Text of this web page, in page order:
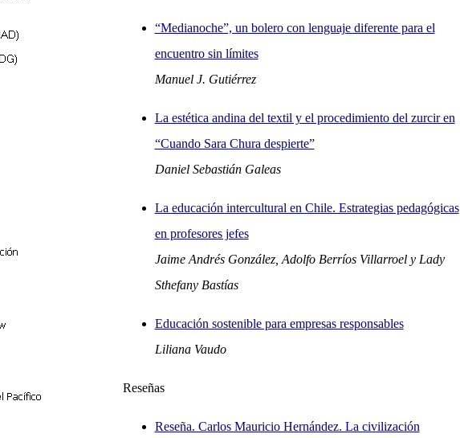
“Medianoche”, un bolero con lenguaje diferente para el
encuentro sin límites
Manuel J. Gutiérrez
La estética andina del textil y el procedimiento del zurcir en
“Cuando Sara Chura despierte”
Daniel Sebastián Galeas
La educación intercultural en Chile. Estrategias pedagógicas
en profesores jefes
Jaime Andrés González, Adolfo Berríos Villarroel y Lady
Sthefany Bastías
Educación sostenible para empresas responsables
Liliana Vaudo
Reseñas
Reseña. Carlos Mauricio Hernández. La civilización